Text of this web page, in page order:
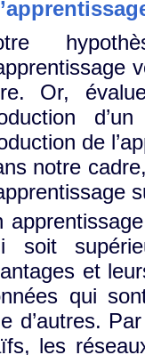
Or,
de
notre
soit
et
qui
d’autres.
les